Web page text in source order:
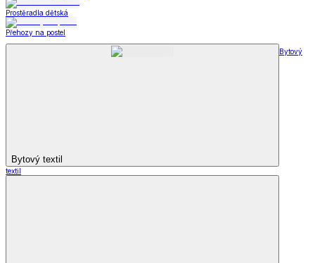
Prostěradla dětská
Přehozy na postel
Bytový textil
Bytový
textil